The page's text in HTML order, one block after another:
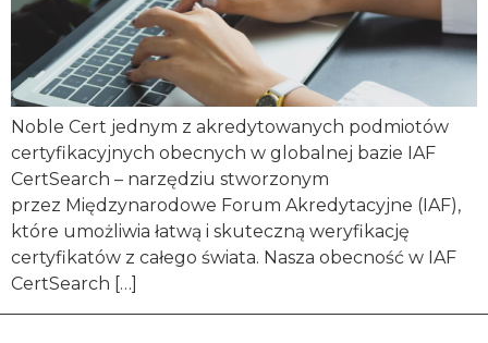
Noble Cert jednym z akredytowanych podmiotów
certyfikacyjnych obecnych w globalnej bazie IAF
CertSearch – narzędziu stworzonym
przez Międzynarodowe Forum Akredytacyjne (IAF),
które umożliwia łatwą i skuteczną weryfikację
certyfikatów z całego świata. Nasza obecność w IAF
CertSearch […]